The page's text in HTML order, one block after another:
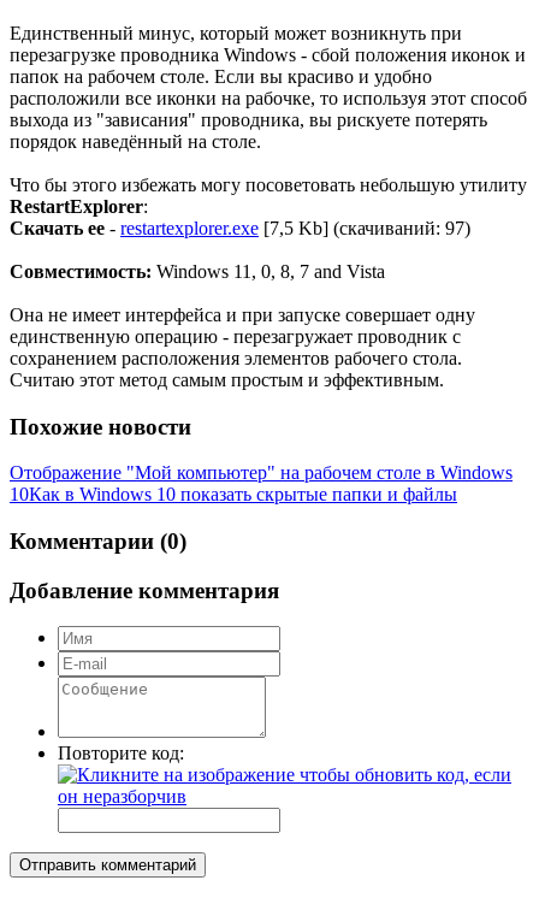
Единственный минус, который может возникнуть при
перезагрузке проводника Windows - сбой положения иконок и
папок на рабочем столе. Если вы красиво и удобно
расположили все иконки на рабочке, то используя этот способ
выхода из "зависания" проводника, вы рискуете потерять
порядок наведённый на столе.
Что бы этого избежать могу посоветовать небольшую утилиту
RestartExplorer:
Скачать ее - restartexplorer.exe [7,5 Kb] (cкачиваний: 97)
Совместимость: Windows 11, 0, 8, 7 and Vista
Она не имеет интерфейса и при запуске совершает одну
единственную операцию - перезагружает проводник с
сохранением расположения элементов рабочего стола.
Считаю этот метод самым простым и эффективным.
Похожие новости
Отображение "Мой компьютер" на рабочем столе в Windows
10Как в Windows 10 показать скрытые папки и файлы
Комментарии (0)
Добавление комментария
Повторите код:
Отправить комментарий